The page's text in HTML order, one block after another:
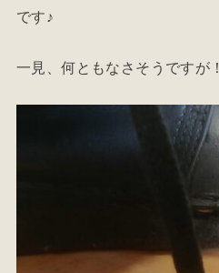
です♪
一見、何ともなさそうですが！